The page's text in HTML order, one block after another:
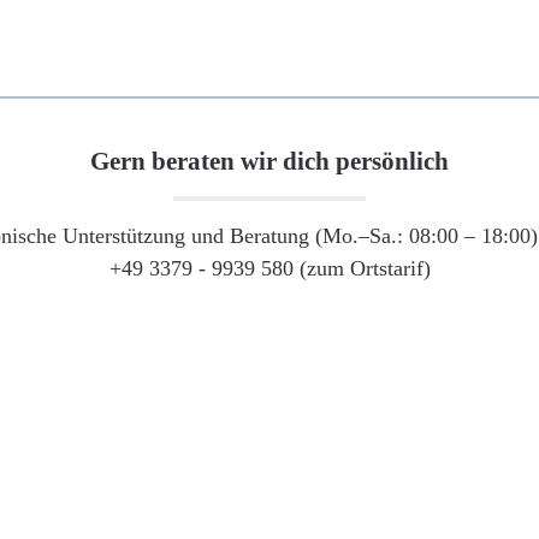
Gern beraten wir dich persönlich
Unterstützung und Beratung (Mo.–Sa.: 08:00 –
+49 3379 - 9939 580 (zum Ortstarif)